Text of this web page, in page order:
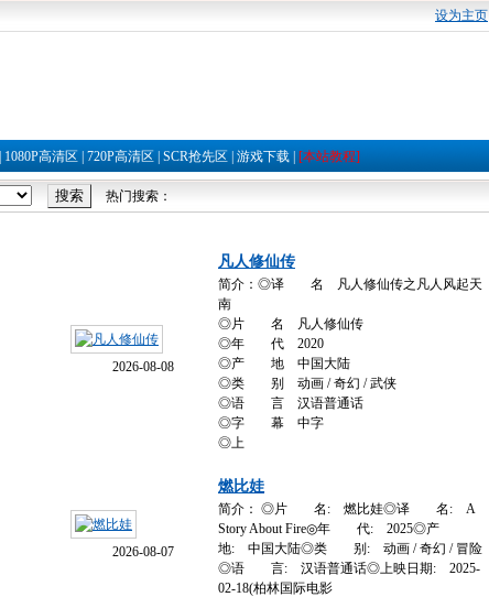
设为主页
1080P高清区 720P高清区 SCR抢先区 游戏下载 [本站教程]
热门搜索：
2026-08-08
凡人修仙传
简介：◎译 名 凡人修仙传之凡人风起天
南
◎片 名 凡人修仙传
◎年 代 2020
◎产 地 中国大陆
◎类 别 动画 / 奇幻 / 武侠
◎语 言 汉语普通话
◎字 幕 中字
◎上
2026-08-07
燃比娃
简介： ◎片 名: 燃比娃◎译 名: A
Story About Fire◎年 代: 2025◎产
地: 中国大陆◎类 别: 动画 / 奇幻 / 冒险
◎语 言: 汉语普通话◎上映日期: 2025-
02-18(柏林国际电影